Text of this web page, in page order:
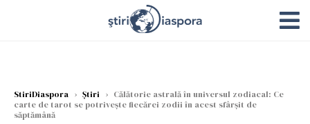
StiriDiaspora › Știri › Călătorie astrală în universul zodiacal: Ce
carte de tarot se potrivește fiecărei zodii în acest sfârșit de
săptămână